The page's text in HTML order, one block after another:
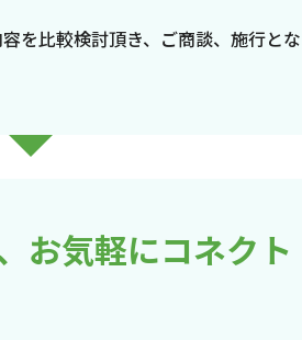
を比較検討頂き、ご商談、施行とな
お気軽にコネクト